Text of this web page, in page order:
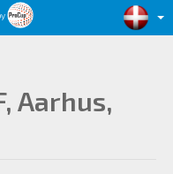
Aarhus,